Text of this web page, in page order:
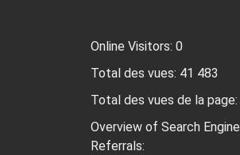
Online Visitors: 0
Total des vues: 41 483
Total des vues de la page:
Overview of Search Engine
Referrals: